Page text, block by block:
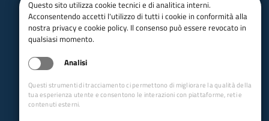
Trasparenza
Amministrazione trasparente
bandi per le sezioni
Questo sito utilizza cookie tecnici e di analitica interni.
Acconsentendo accetti l'utilizzo di tutti i cookie in conformità alla
nostra privacy e cookie policy. Il consenso può essere revocato in
qualsiasi momento.
Analisi
Questi strumenti di tracciamento ci permettono di migliorare la qualità della
tua esperienza utente e consentono le interazioni con piattaforme, reti e
contenuti esterni.